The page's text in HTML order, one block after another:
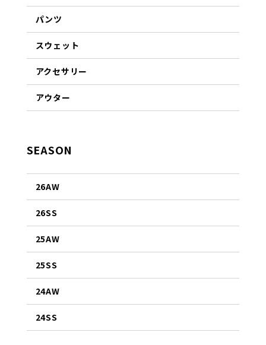
パンツ
スウェット
アクセサリー
アウター
SEASON
26AW
26SS
25AW
25SS
24AW
24SS